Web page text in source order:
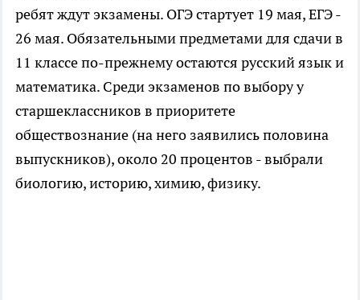
ребят ждут экзамены. ОГЭ стартует 19 мая, ЕГЭ -
26 мая. Обязательными предметами для сдачи в
11 классе по-прежнему остаются русский язык и
математика. Среди экзаменов по выбору у
старшеклассников в приоритете
обществознание (на него заявились половина
выпускников), около 20 процентов - выбрали
биологию, историю, химию, физику.